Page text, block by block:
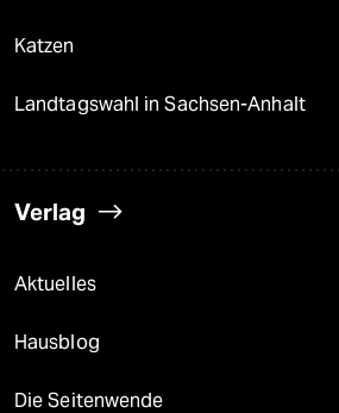
Katzen
Landtagswahl in Sachsen-Anhalt
Verlag
Aktuelles
Hausblog
Die Seitenwende